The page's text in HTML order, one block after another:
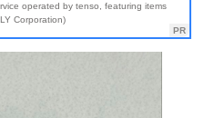
operated by tenso, featuring items
Corporation)